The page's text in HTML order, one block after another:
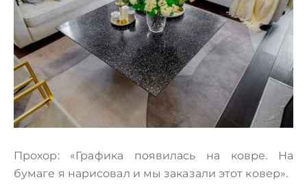
Прохор: «Графика появилась на ковре. На
бумаге я нарисовал и мы заказали этот ковер».